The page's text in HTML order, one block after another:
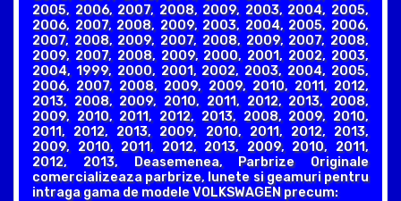
2005, 2006, 2007, 2008, 2009, 2003, 2004, 2005,
2006, 2007, 2008, 2009, 2003, 2004, 2005, 2006,
2007, 2008, 2009, 2007, 2008, 2009, 2007, 2008,
2009, 2007, 2008, 2009, 2000, 2001, 2002, 2003,
2004, 1999, 2000, 2001, 2002, 2003, 2004, 2005,
2006, 2007, 2008, 2009, 2009, 2010, 2011, 2012,
2013, 2008, 2009, 2010, 2011, 2012, 2013, 2008,
2009, 2010, 2011, 2012, 2013, 2008, 2009, 2010,
2011, 2012, 2013, 2009, 2010, 2011, 2012, 2013,
2009, 2010, 2011, 2012, 2013, 2009, 2010, 2011,
2012, 2013, Deasemenea, Parbrize Originale
comercializeaza parbrize, lunete si geamuri pentru
intraga gama de modele VOLKSWAGEN precum: